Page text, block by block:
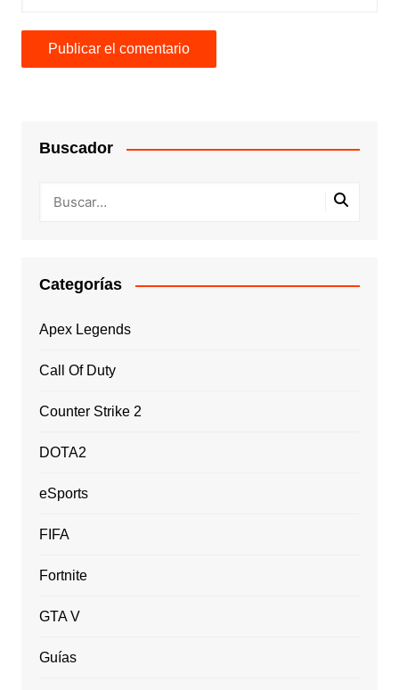
Buscador
Categorías
Apex Legends
Call Of Duty
Counter Strike 2
DOTA2
eSports
FIFA
Fortnite
GTA V
Guías